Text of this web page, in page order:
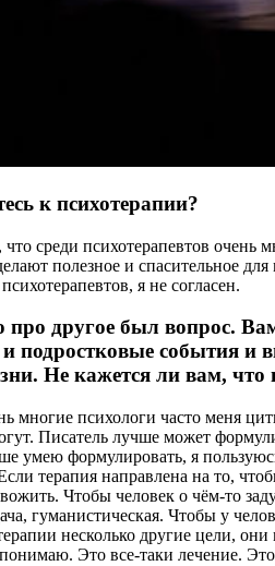
к психотерапии?
среди психотерапевтов очень
полезное и спасительное
я не согласен.
другое был вопрос.
и подростковые события и
Не кажется ли вам, что
многие психологи часто меня
Писатель лучше может
умею формулировать, я
терапия направлена на то,
Чтобы человек о чём-то
гуманистическая. Чтобы у
несколько другие цели,
Это все-таки лечение.